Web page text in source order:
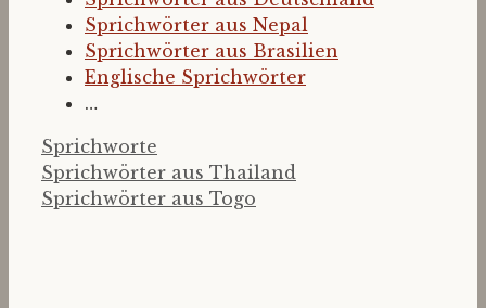
Sprichwörter aus Nepal
Sprichwörter aus Brasilien
Englische Sprichwörter
…
Kategorien
Sprichworte
Sprichwörter aus Thailand
Sprichwörter aus Togo